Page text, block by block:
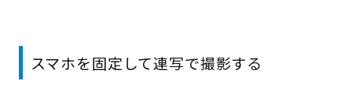
スマホを固定して連写で撮影する